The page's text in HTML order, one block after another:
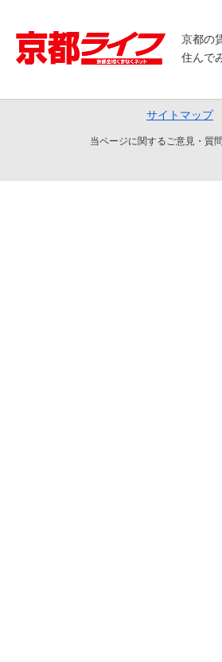
京都の
住んで
サイトマップ
当ページに関するご意見・質